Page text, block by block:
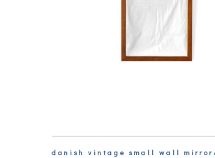
danish vintage small wall mirror/